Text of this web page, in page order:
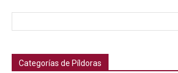
Categorías de Píldoras